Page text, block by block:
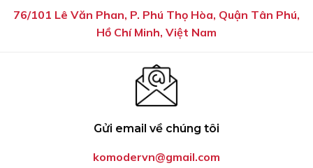
76/101 Lê Văn Phan, P. Phú Thọ Hòa, Quận Tân Phú,
Hồ Chí Minh, Việt Nam
Gửi email về chúng tôi
komodervn@gmail.com